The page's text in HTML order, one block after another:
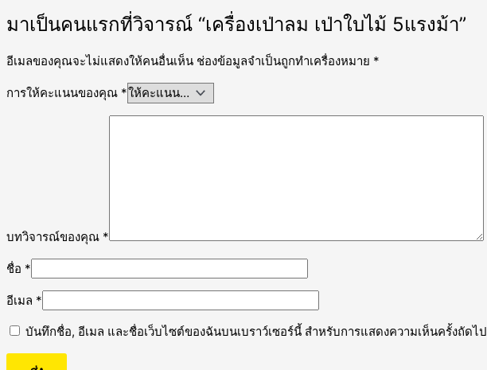
มาเป็นคนแรกที่วิจารณ์ “เครื่องเป่าลม เป่าใบไม้ 5แรงม้า”
อีเมลของคุณจะไม่แสดงให้คนอื่นเห็น ช่องข้อมูลจำเป็นถูกทำเครื่องหมาย *
การให้คะแนนของคุณ *
บทวิจารณ์ของคุณ *
ชื่อ *
อีเมล *
บันทึกชื่อ, อีเมล และชื่อเว็บไซต์ของฉันบนเบราว์เซอร์นี้ สำหรับการแสดงความเห็นครั้งถัดไป